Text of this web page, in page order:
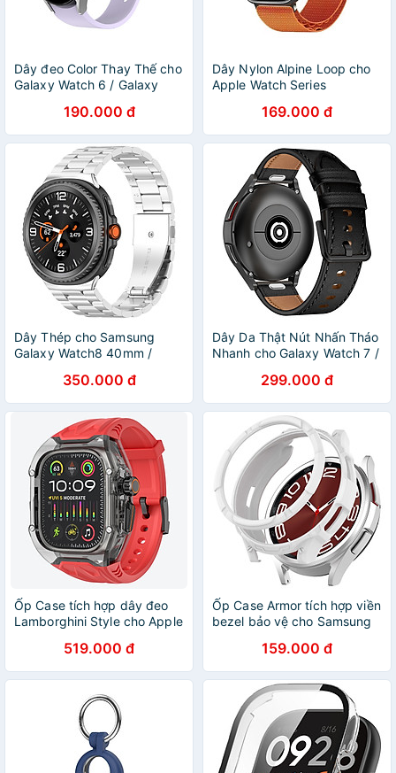
Dây đeo Color Thay Thế cho
Galaxy Watch 6 / Galaxy
Watch 5 / 5 Pro / Galaxy
Watch 4 / 4 Classic Size
20mm - Hàng Nhập Khẩu
190.000 đ
Dây Nylon Alpine Loop cho
Apple Watch Series
Apple Watch Ultra 1/2 Size
38/40/41/42/44/45/49mm -
Hàng Nhập Khẩu
169.000 đ
Dây Thép cho Samsung
Galaxy Watch8 40mm /
Classic 46mm - Hàng Chính
Hãng
350.000 đ
Dây Da Thật Nút Nhấn Tháo
Nhanh cho Galaxy Watch 7 /
Galaxy Watch 5 / 5 Pro / 4 /
4 Classic Size 20mm - Hàng
Chính Hãng
299.000 đ
Ốp Case tích hợp dây đeo
Lamborghini Style cho Apple
Hàng Chính Hãng
519.000 đ
Ốp Case Armor tích hợp viền
bezel bảo vệ cho Samsung
43mm / 47mm - Hàng Chính
Hãng
159.000 đ